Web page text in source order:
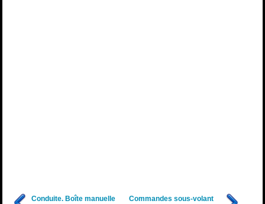
Conduite. Boîte manuelle
Commandes sous-volant